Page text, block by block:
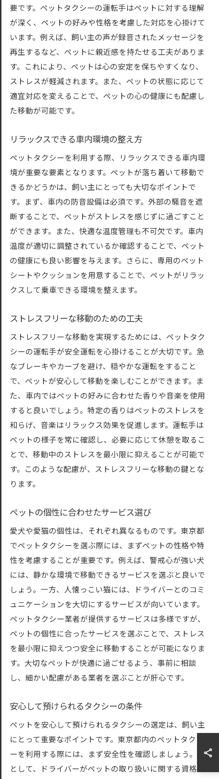
要です。ペットタクシーの運転手はペットに対する理解
が深く、ペットの好みや性格を考慮した対応を心掛けて
います。例えば、飼い主の声が録音されたメッセージを
再生するなど、ペットに親近感を持たせる工夫がありま
す。これにより、ペットは心の安定を保ちやすくなり、
ストレスが軽減されます。また、ペットの状態に応じて
適宜対応を変えることで、ペットの心の健康にも配慮し
た移動が可能です。
リラックスできる車内環境の整え方
ペットタクシーを利用する際、リラックスできる車内環
境が重要な要素となります。ペットが落ち着いて移動で
きるかどうかは、飼い主にとっても大切なポイントで
す。まず、車内の防音設備は必須です。外部の騒音を遮
断することで、ペットがストレスを感じずに過ごすこと
ができます。また、快適な温度管理も不可欠です。車内
温度が適切に調整されているか確認することで、ペット
の健康にも良い影響を与えます。さらに、専用のペット
シートやクッションを用意することで、ペットがリラッ
クスして乗車できる環境を整えます。
ストレスフリーな移動のための工夫
ストレスフリーな移動を実現するためには、ペットタク
シーの運転手が安全運転を心掛けることが大切です。急
なブレーキやカーブを避け、穏やかな運転をすること
で、ペットが安心して移動を楽しむことができます。ま
た、車内ではペットの好みに合わせた香りや音楽を使用
すると良いでしょう。特定の香りはペットのストレスを
和らげ、音楽はリラックス効果を促進します。運転手は
ペットの様子を常に確認し、必要に応じて休憩を取るこ
とで、移動中のストレスを最小限に抑えることが可能で
す。このような配慮が、ストレスフリーな移動の鍵とな
ります。
ペットの個性に合わせたサービス選び
愛犬や愛猫の個性は、それぞれ異なるものです。東京都
でペットタクシーを選ぶ際には、まずペットの性格や特
性を考慮することが重要です。例えば、警戒心が強い犬
には、静かな環境で移動できるサービスを選ぶと良いで
しょう。一方、人懐っこい猫には、ドライバーとのコミ
ュニケーションを大切にするサービスが向いています。
ペットタクシー業者が提供するサービスは多様ですが、
ペットの個性に合ったサービスを選ぶことで、ストレス
を最小限に抑えつつ安全に移動することが可能になりま
す。大切なペットが快適に過ごせるよう、事前に相談
し、細かい配慮がある業者を選ぶことが肝心です。
安心して預けられるタクシーの条件
ペットを安心して預けられるタクシーの選定は、飼い主
にとって重要なポイントです。東京都内のペットタクシ
ーを利用する際には、まず安全性を確認しましょう。例
として、ドライバーがペットの取り扱いに関する資格を